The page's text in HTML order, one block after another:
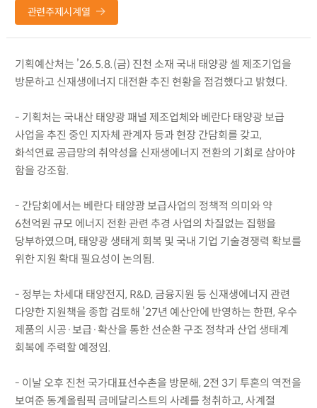
관련주제시계열
기획예산처는 ’26.5.8.(금) 진천 소재 국내 태양광 셀 제조기업을
방문하고 신재생에너지 대전환 추진 현황을 점검했다고 밝혔다.
- 기획처는 국내산 태양광 패널 제조업체와 베란다 태양광 보급
사업을 추진 중인 지자체 관계자 등과 현장 간담회를 갖고,
화석연료 공급망의 취약성을 신재생에너지 전환의 기회로 삼아야
함을 강조함.
- 간담회에서는 베란다 태양광 보급사업의 정책적 의미와 약
6천억원 규모 에너지 전환 관련 추경 사업의 차질없는 집행을
당부하였으며, 태양광 생태계 회복 및 국내 기업 기술경쟁력 확보를
위한 지원 확대 필요성이 논의됨.
- 정부는 차세대 태양전지, R&D, 금융지원 등 신재생에너지 관련
다양한 지원책을 종합 검토해 ’27년 예산안에 반영하는 한편, 우수
제품의 시공·보급·확산을 통한 선순환 구조 정착과 산업 생태계
회복에 주력할 예정임.
- 이날 오후 진천 국가대표선수촌을 방문해, 2전 3기 투혼의 역전을
보여준 동계올림픽 금메달리스트의 사례를 청취하고, 사계절